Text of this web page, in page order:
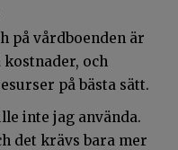
på vårdboenden är
och
på bästa sätt.
inte jag använda.
det krävs bara mer